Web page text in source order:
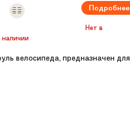
Подробнее
Нет в
наличии
велосипеда, предназначен для